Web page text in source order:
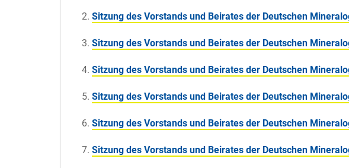
Sitzung des Vorstands und Beirates der Deutschen
Sitzung des Vorstands und Beirates der Deutschen
Sitzung des Vorstands und Beirates der Deutschen
Sitzung des Vorstands und Beirates der Deutschen
Sitzung des Vorstands und Beirates der Deutschen
Sitzung des Vorstands und Beirates der Deutschen